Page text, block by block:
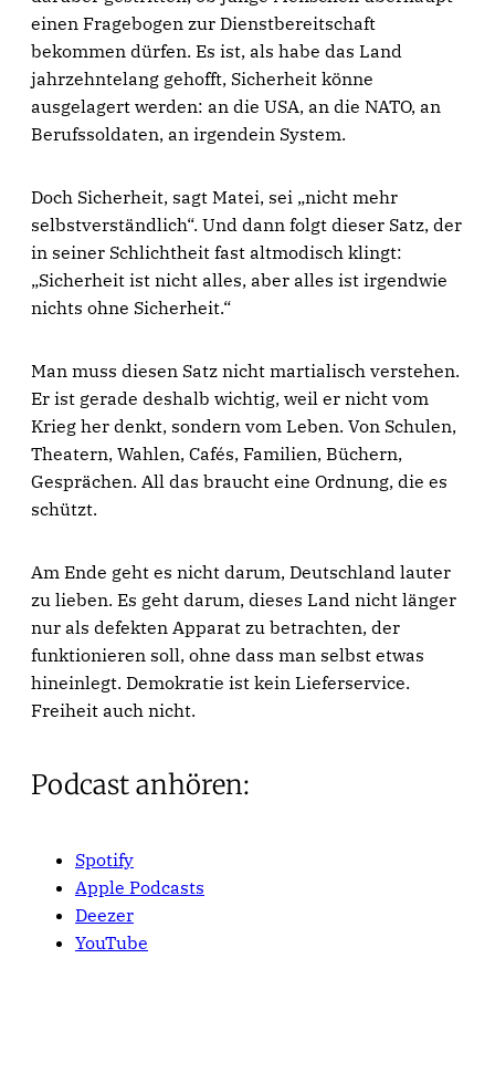
einen Fragebogen zur Dienstbereitschaft
bekommen dürfen. Es ist, als habe das Land
jahrzehntelang gehofft, Sicherheit könne
ausgelagert werden: an die USA, an die NATO, an
Berufssoldaten, an irgendein System.
Doch Sicherheit, sagt Matei, sei „nicht mehr
selbstverständlich“. Und dann folgt dieser Satz, der
in seiner Schlichtheit fast altmodisch klingt:
„Sicherheit ist nicht alles, aber alles ist irgendwie
nichts ohne Sicherheit.“
Man muss diesen Satz nicht martialisch verstehen.
Er ist gerade deshalb wichtig, weil er nicht vom
Krieg her denkt, sondern vom Leben. Von Schulen,
Theatern, Wahlen, Cafés, Familien, Büchern,
Gesprächen. All das braucht eine Ordnung, die es
schützt.
Am Ende geht es nicht darum, Deutschland lauter
zu lieben. Es geht darum, dieses Land nicht länger
nur als defekten Apparat zu betrachten, der
funktionieren soll, ohne dass man selbst etwas
hineinlegt. Demokratie ist kein Lieferservice.
Freiheit auch nicht.
Podcast anhören:
Spotify
Apple Podcasts
Deezer
YouTube